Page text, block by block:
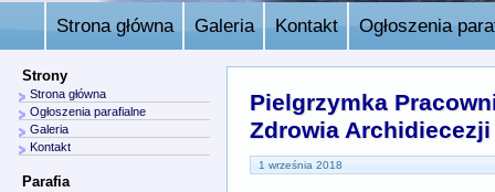
Strona główna Galeria Kontakt Ogłoszenia
Pielgrzymka
Zdrowia
1 września 2018
Strony
Strona główna
Ogłoszenia parafialne
Galeria
Kontakt
Parafia